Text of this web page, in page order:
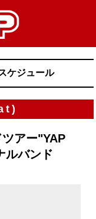
ケジュール
アー"YAP
ルバンド